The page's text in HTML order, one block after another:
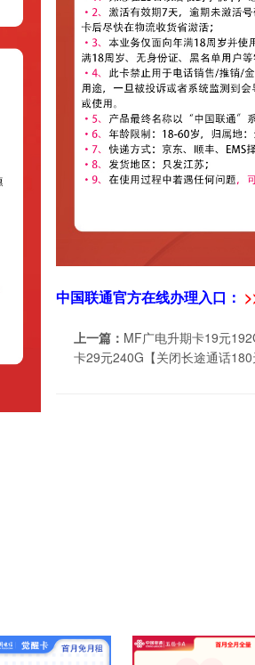
中国联通官方在线办理入口：
上一篇： MF广电升期卡19元
卡29元240G【关闭长途通话180